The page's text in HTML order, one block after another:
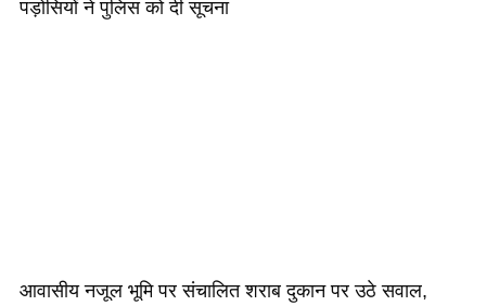
पड़ोसियों ने पुलिस को दी सूचना
आवासीय नजूल भूमि पर संचालित शराब दुकान पर उठे सवाल,